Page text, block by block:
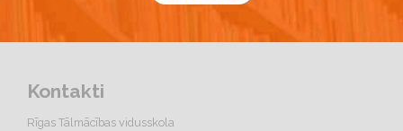
Kontakti
Rīgas Tālmācības vidusskola